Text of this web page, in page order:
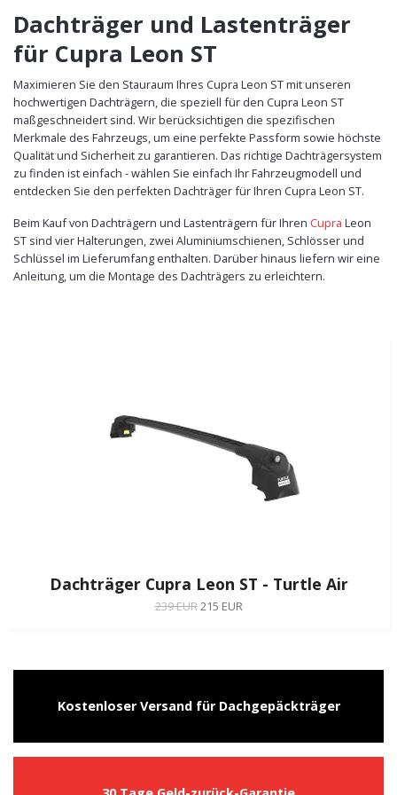
Dachträger und Lastenträger
für Cupra Leon ST
Maximieren Sie den Stauraum Ihres Cupra Leon ST mit unseren
hochwertigen Dachträgern, die speziell für den Cupra Leon ST
maßgeschneidert sind. Wir berücksichtigen die spezifischen
Merkmale des Fahrzeugs, um eine perfekte Passform sowie höchste
Qualität und Sicherheit zu garantieren. Das richtige Dachträgersystem
zu finden ist einfach - wählen Sie einfach Ihr Fahrzeugmodell und
entdecken Sie den perfekten Dachträger für Ihren Cupra Leon ST.
Beim Kauf von Dachträgern und Lastenträgern für Ihren Cupra Leon
ST sind vier Halterungen, zwei Aluminiumschienen, Schlösser und
Schlüssel im Lieferumfang enthalten. Darüber hinaus liefern wir eine
Anleitung, um die Montage des Dachträgers zu erleichtern.
Dachträger Cupra Leon ST - Turtle Air
239 EUR215 EUR
Kostenloser Versand für Dachgepäckträger